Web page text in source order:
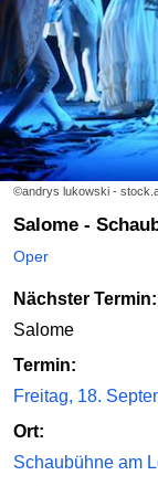
©andrys lukowski -
Salome -
Oper
Nächster Termin:
Salome
Termin:
Freitag, 18.
Ort:
Schaubühne am